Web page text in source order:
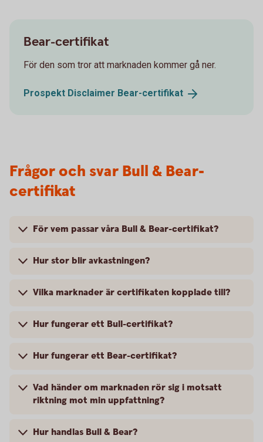
Bear-certifikat
För den som tror att marknaden kommer gå ner.
Prospekt Disclaimer Bear-certifikat
Frågor och svar Bull & Bear-
certifikat
För vem passar våra Bull & Bear-certifikat?
Hur stor blir avkastningen?
Vilka marknader är certifikaten kopplade till?
Hur fungerar ett Bull-certifikat?
Hur fungerar ett Bear-certifikat?
Vad händer om marknaden rör sig i motsatt
riktning mot min uppfattning?
Hur handlas Bull & Bear?